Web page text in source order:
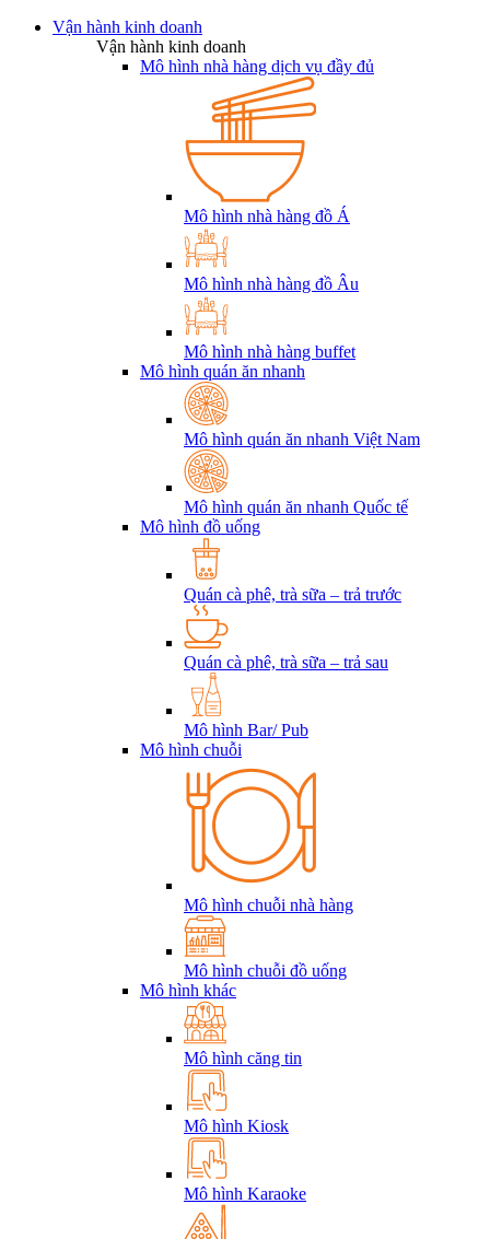
Vận hành kinh doanh
Vận hành kinh doanh
Mô hình nhà hàng dịch vụ đầy đủ
Mô hình nhà hàng đồ Á
Mô hình nhà hàng đồ Âu
Mô hình nhà hàng buffet
Mô hình quán ăn nhanh
Mô hình quán ăn nhanh Việt Nam
Mô hình quán ăn nhanh Quốc tế
Mô hình đồ uống
Quán cà phê, trà sữa – trả trước
Quán cà phê, trà sữa – trả sau
Mô hình Bar/ Pub
Mô hình chuỗi
Mô hình chuỗi nhà hàng
Mô hình chuỗi đồ uống
Mô hình khác
Mô hình căng tin
Mô hình Kiosk
Mô hình Karaoke